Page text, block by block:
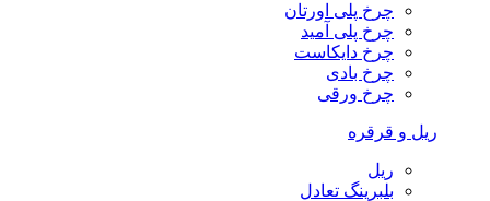
چرخ پلی اورتان
چرخ پلی آمید
چرخ دایکاست
چرخ بادی
چرخ ورقی
ریل و قرقره
ریل
بلبرینگ تعادل